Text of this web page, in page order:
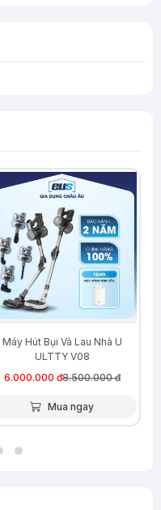
-29%
Máy Hút Bụi Và Lau Nhà U
ULTTY V08
6.000.000 đ8.500.000 đ
Mua ngay